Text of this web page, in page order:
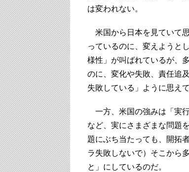
は変われない。
米国から日本を見ていて
っているのに、変えようと
様性」が叫ばれているが、
のに、変化や失敗、責任追
失敗している」ように思え
一方、米国の強みは「実
など、実にさまざまな問題
題にぶち当たっても、開拓
ラ失敗しないで）そこから
と」にしているのだ。